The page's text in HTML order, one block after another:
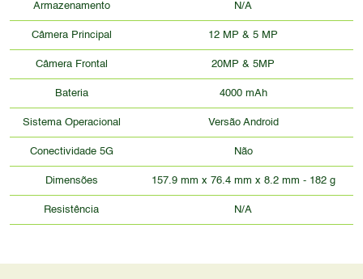
Armazenamento N/A
Câmera Principal 12 MP & 5 MP
Câmera Frontal 20MP & 5MP
Bateria 4000 mAh
Sistema Operacional Versão Android
Conectividade 5G Não
Dimensões 157.9 mm x 76.4 mm x 8.2 mm - 182 g
Resistência N/A